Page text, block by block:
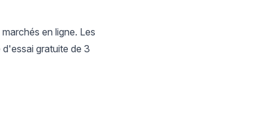
en ligne. Les
gratuite de 3